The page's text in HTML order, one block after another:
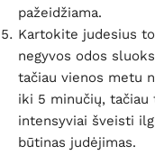
pažeidžiama.
Kartokite judesius
negyvos odos
tačiau vienos metu
iki 5 minučių, tačiau
intensyviai šveisti
būtinas judėjimas.